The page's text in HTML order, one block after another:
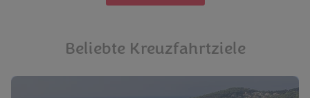
Beliebte Kreuzfahrtziele